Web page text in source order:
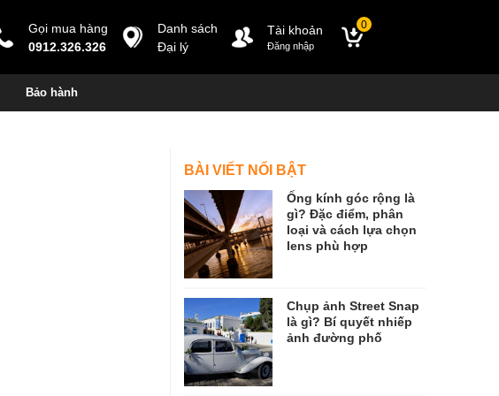
Gọi mua hàng
0912.326.326
Danh sách
Đại lý
Tài khoản
Đăng nhập
0
Bảo hành
BÀI VIẾT NỔI BẬT
Ống kính góc rộng là
gì? Đặc điểm, phân
loại và cách lựa chọn
lens phù hợp
Chụp ảnh Street Snap
là gì? Bí quyết nhiếp
ảnh đường phố